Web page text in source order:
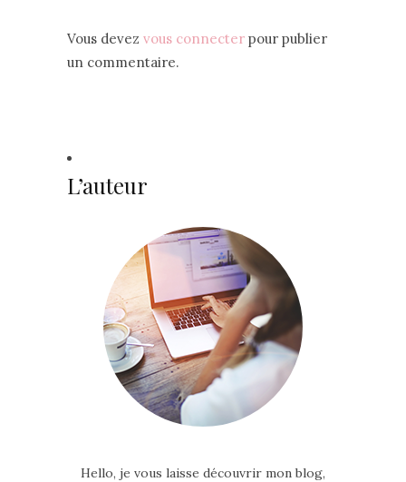
Vous devez vous connecter pour publier
un commentaire.
L’auteur
Hello, je vous laisse découvrir mon blog,